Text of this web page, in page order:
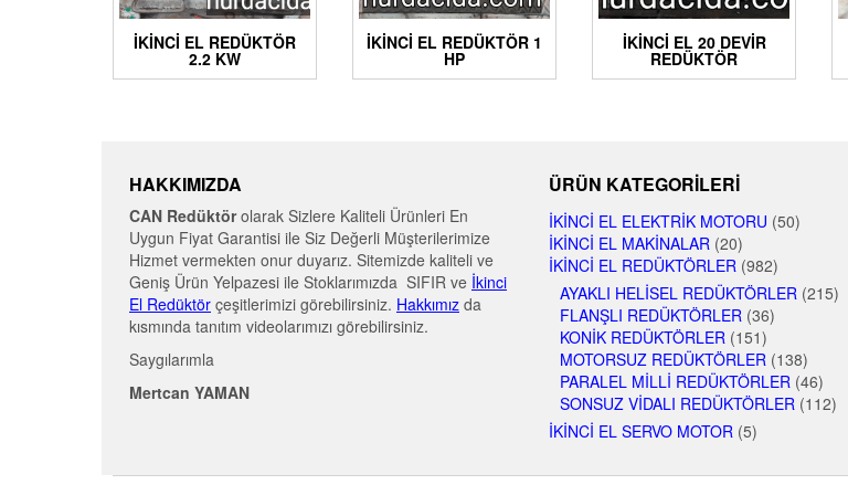
İKİNCİ EL REDÜKTÖR
2.2 KW
İKINCI EL REDÜKTÖR 1
HP
İKINCI EL 20 DEVIR
REDÜKTÖR
HAKKIMIZDA
CAN Redüktörolarak Sizlere Kaliteli Ürünleri En
Uygun Fiyat Garantisi ile Siz Değerli Müşterilerimize
Hizmet vermekten onur duyarız. Sitemizde kaliteli ve
Geniş Ürün Yelpazesi ile Stoklarımızda SIFIR ve İkinci
El Redüktör çeşitlerimizi görebilirsiniz. Hakkımız da
kısmında tanıtım videolarımızı görebilirsiniz.
Saygılarımla
Mertcan YAMAN
ÜRÜN KATEGORILERI
İKINCI EL ELEKTRIK MOTORU (50)
İKINCI EL MAKINALAR (20)
İKINCI EL REDÜKTÖRLER (982)
AYAKLI HELISEL REDÜKTÖRLER (215)
FLANŞLI REDÜKTÖRLER (36)
KONIK REDÜKTÖRLER (151)
MOTORSUZ REDÜKTÖRLER (138)
PARALEL MILLI REDÜKTÖRLER (46)
SONSUZ VIDALI REDÜKTÖRLER (112)
İKINCI EL SERVO MOTOR (5)